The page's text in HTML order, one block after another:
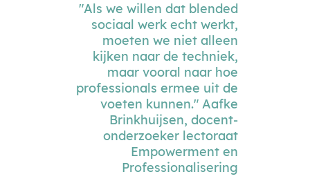
"Als we willen dat blended
sociaal werk echt werkt,
moeten we niet alleen
kijken naar de techniek,
maar vooral naar hoe
professionals ermee uit de
voeten kunnen." Aafke
Brinkhuijsen, docent-
onderzoeker lectoraat
Empowerment en
Professionalisering